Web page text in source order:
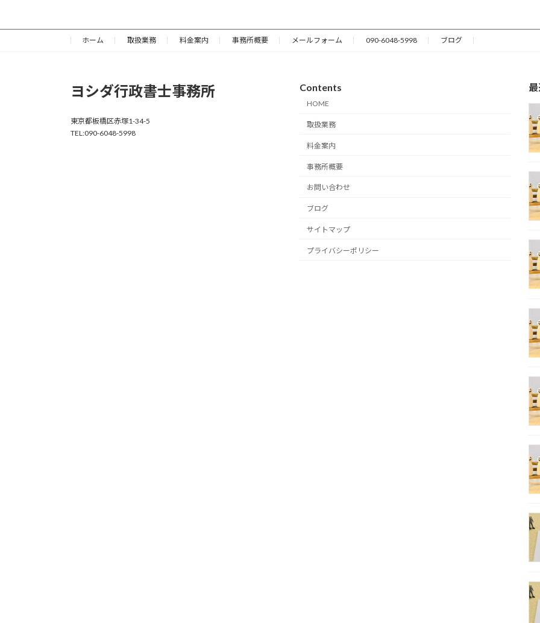
ホーム 取扱業務 料金案内 事務所概要 メールフォーム 090-6048-5998 ブログ
ヨシダ行政書士事務所
東京都板橋区赤塚1-34-5
TEL:090-6048-5998
Contents
HOME
取扱業務
料金案内
事務所概要
お問い合わせ
ブログ
サイトマップ
プライバシーポリシー